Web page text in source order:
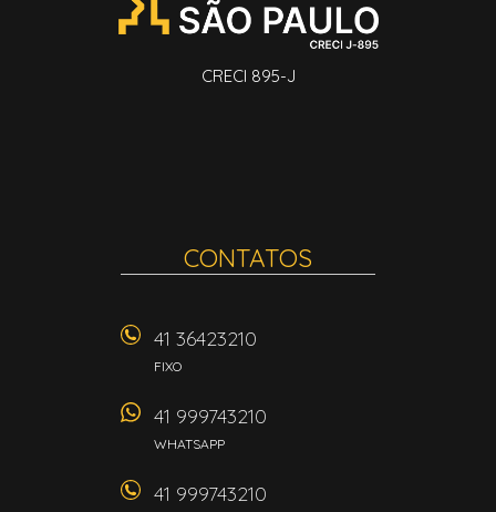
CRECI 895-J
CONTATOS
41 36423210
FIXO
41 999743210
WHATSAPP
41 999743210